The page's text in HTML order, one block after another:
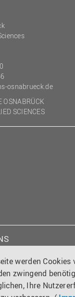
werden Cookies
zwingend
Ihre
osnabrueck.de
OSNABRÜCK
SCIENCES
YouTube
Facebook